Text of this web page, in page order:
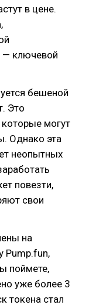
в цене.
— ключевой
бешеной
Это
могут
Однако эта
неопытных
повезти,
свои
на
Pump.fun,
поймете,
уже более 3
токена стал